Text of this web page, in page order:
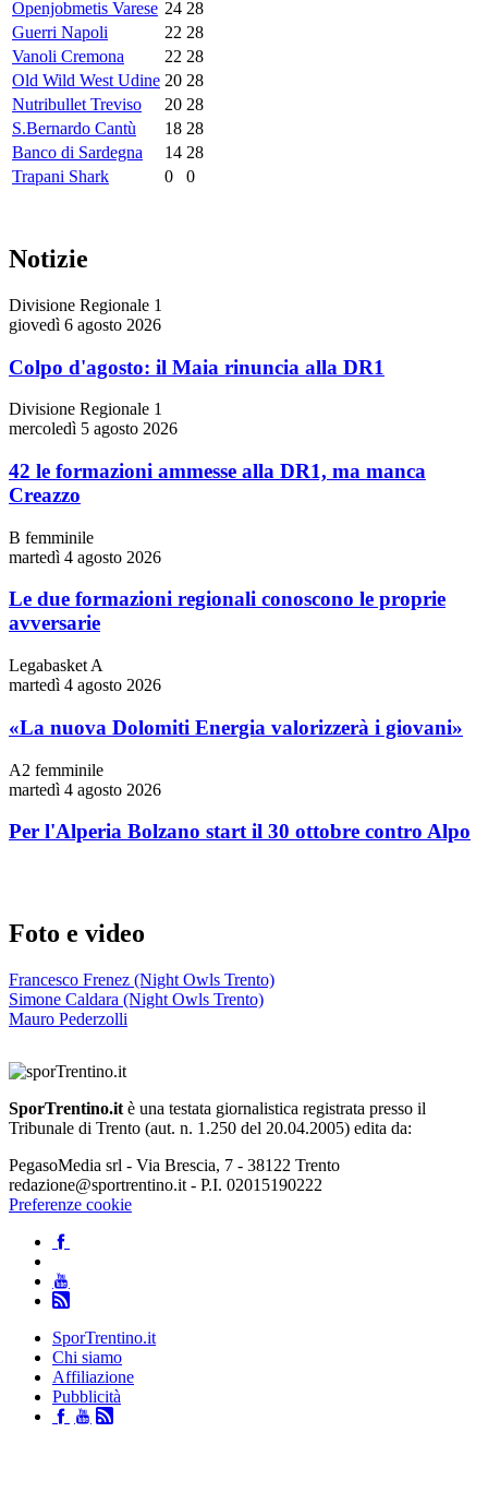
Openjobmetis Varese 24 28
Guerri Napoli
22 28
Vanoli Cremona
22 28
Old Wild West Udine 20 28
Nutribullet Treviso
20 28
S.Bernardo Cantù
18 28
Banco di Sardegna
14 28
Trapani Shark
0 0
Notizie
Divisione Regionale 1
giovedì 6 agosto 2026
Colpo d'agosto: il Maia rinuncia alla DR1
Divisione Regionale 1
mercoledì 5 agosto 2026
42 le formazioni ammesse alla DR1, ma manca
Creazzo
B femminile
martedì 4 agosto 2026
Le due formazioni regionali conoscono le proprie
avversarie
Legabasket A
martedì 4 agosto 2026
«La nuova Dolomiti Energia valorizzerà i giovani»
A2 femminile
martedì 4 agosto 2026
Per l'Alperia Bolzano start il 30 ottobre contro Alpo
Foto e video
Francesco Frenez (Night Owls Trento)
Simone Caldara (Night Owls Trento)
Mauro Pederzolli
SporTrentino.it è una testata giornalistica registrata presso il
Tribunale di Trento (aut. n. 1.250 del 20.04.2005) edita da:
PegasoMedia srl - Via Brescia, 7 - 38122 Trento
redazione@sportrentino.it - P.I. 02015190222
Preferenze cookie
SporTrentino.it
Chi siamo
Affiliazione
Pubblicità